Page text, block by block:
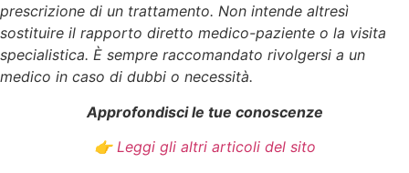
prescrizione di un trattamento. Non intende altresì
sostituire il rapporto diretto medico-paziente o la visita
specialistica. È sempre raccomandato rivolgersi a un
medico in caso di dubbi o necessità.
Approfondisci le tue conoscenze
👉 Leggi gli altri articoli del sito